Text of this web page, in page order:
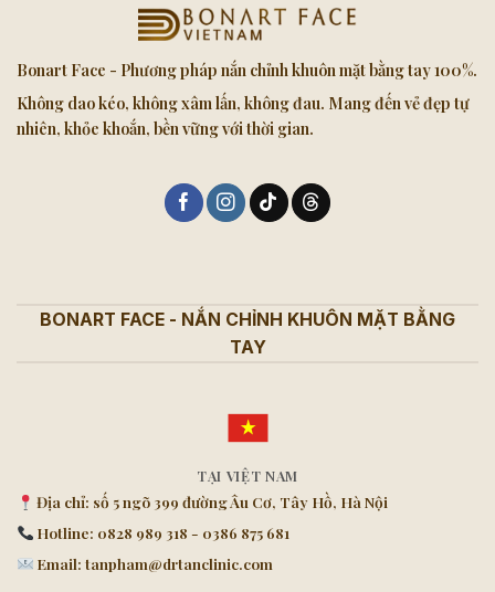
Bonart Face - Phương pháp nắn chỉnh khuôn mặt bằng tay 100%.
Không dao kéo, không xâm lấn, không đau. Mang đến vẻ đẹp tự
nhiên, khỏe khoắn, bền vững với thời gian.
BONART FACE - NẮN CHỈNH KHUÔN MẶT BẰNG
TAY
TẠI VIỆT NAM
Địa chỉ: số 5 ngõ 399 đường Âu Cơ, Tây Hồ, Hà Nội
Hotline: 0828 989 318 - 0386 875 681
Email: tanpham@drtanclinic.com